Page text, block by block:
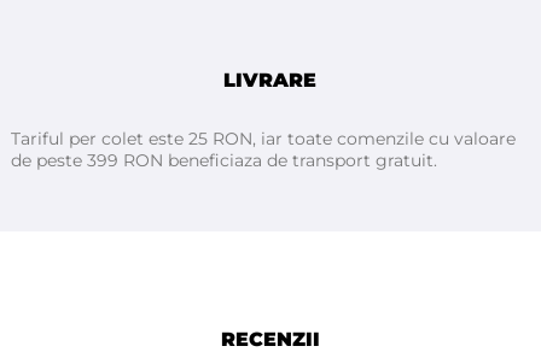
LIVRARE
Tariful per colet este 25 RON, iar toate comenzile cu valoare
de peste 399 RON beneficiaza de transport gratuit.
RECENZII